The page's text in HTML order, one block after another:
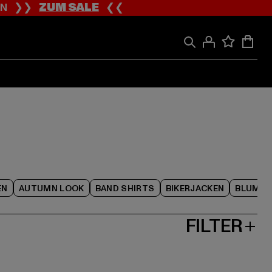
❯❯ZUM SALE❮❮
AUTUMN LOOK BAND SHIRTS BIKERJACKEN
FILTER